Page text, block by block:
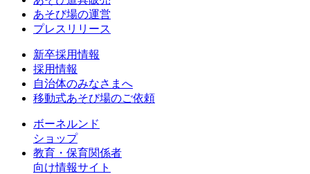
あそび場の運営
プレスリリース
新卒採用情報
採用情報
自治体のみなさまへ
移動式あそび場のご依頼
ボーネルンド
ショップ
教育・保育関係者
向け情報サイト